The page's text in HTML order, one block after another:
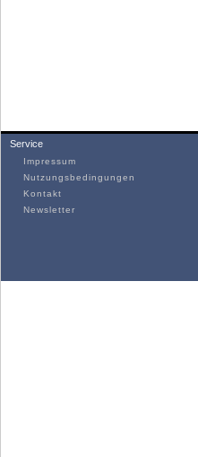
Service
Impressum
Nutzungsbedingungen
Kontakt
Newsletter